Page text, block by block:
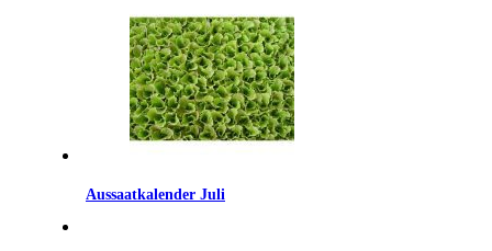
Aussaatkalender Juli